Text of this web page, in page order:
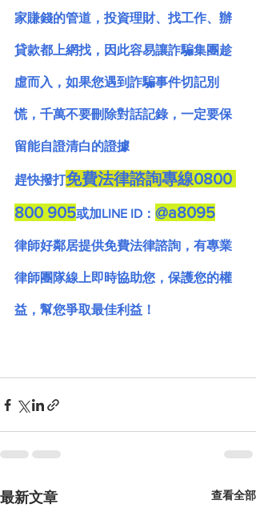
家賺錢的管道，投資理財、找工作、辦
貸款都上網找，因此容易讓詐騙集團趁
虛而入，如果您遇到詐騙事件切記別
慌，千萬不要刪除對話記錄，一定要保
留能自證清白的證據
趕快撥打免費法律諮詢專線0800
800 905或加LINE ID： @a8095
律師好鄰居提供免費法律諮詢，有專業
律師團隊線上即時協助您，保護您的權
益，幫您爭取最佳利益！
最新文章 查看全部